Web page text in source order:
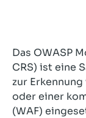
Das OWASP
CRS) ist eine
zur
oder einer
(WAF)